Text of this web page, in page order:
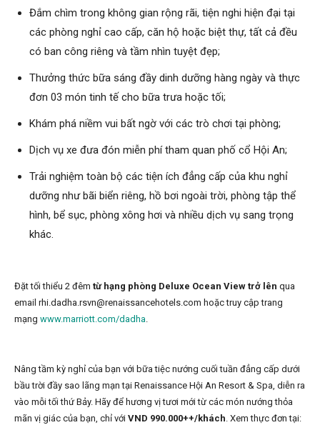
Đắm chìm trong không gian rộng rãi, tiện nghi hiện đại tại
các phòng nghỉ cao cấp, căn hộ hoặc biệt thự, tất cả đều
có ban công riêng và tầm nhìn tuyệt đẹp;
Thưởng thức bữa sáng đầy dinh dưỡng hàng ngày và thực
đơn 03 món tinh tế cho bữa trưa hoặc tối;
Khám phá niềm vui bất ngờ với các trò chơi tại phòng;
Dịch vụ xe đưa đón miễn phí tham quan phố cổ Hội An;
Trải nghiệm toàn bộ các tiện ích đẳng cấp của khu nghỉ
dưỡng như bãi biển riêng, hồ bơi ngoài trời, phòng tập thể
hình, bể sục, phòng xông hơi và nhiều dịch vụ sang trọng
khác.
Đặt tối thiểu 2 đêm từ hạng phòng Deluxe Ocean View trở lên qua
email rhi.dadha.rsvn@renaissancehotels.com hoặc truy cập trang
mạng www.marriott.com/dadha.
Nâng tầm kỳ nghỉ của bạn với bữa tiệc nướng cuối tuần đẳng cấp dưới
bầu trời đầy sao lãng mạn tại Renaissance Hội An Resort & Spa, diễn ra
vào mỗi tối thứ Bảy. Hãy để hương vị tươi mới từ các món nướng thỏa
mãn vị giác của bạn, chỉ với VND 990.000++/khách. Xem thực đơn tại: